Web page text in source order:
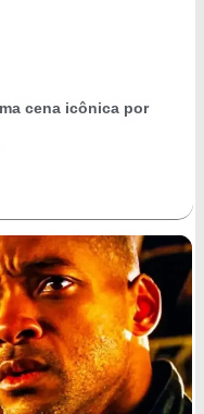
cena icônica por